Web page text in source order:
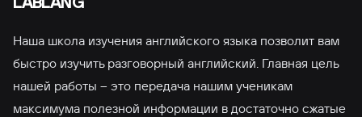
Наша школа изучения английского языка позволит вам
быстро изучить разговорный английский. Главная цель
нашей работы – это передача нашим ученикам
максимума полезной информации в достаточно сжатые